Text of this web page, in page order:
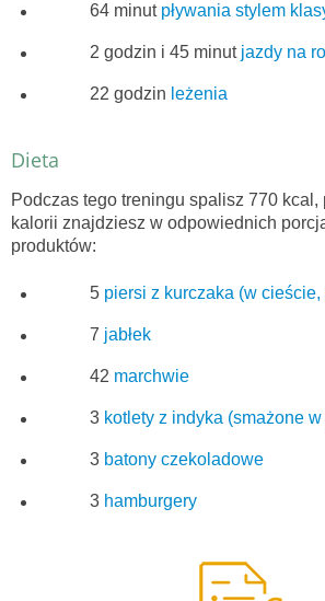
64 minut pływania stylem
2 godzin i 45 minut jazdy na
22 godzin leżenia
Dieta
Podczas tego treningu spalisz 770
kalorii znajdziesz w odpowiednich
produktów:
5 piersi z kurczaka (w
7 jabłek
42 marchwie
3 kotlety z indyka (smażone
3 batony czekoladowe
3 hamburgery